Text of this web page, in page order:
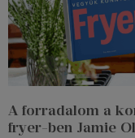
A forradalom a
fryer-ben Jamie